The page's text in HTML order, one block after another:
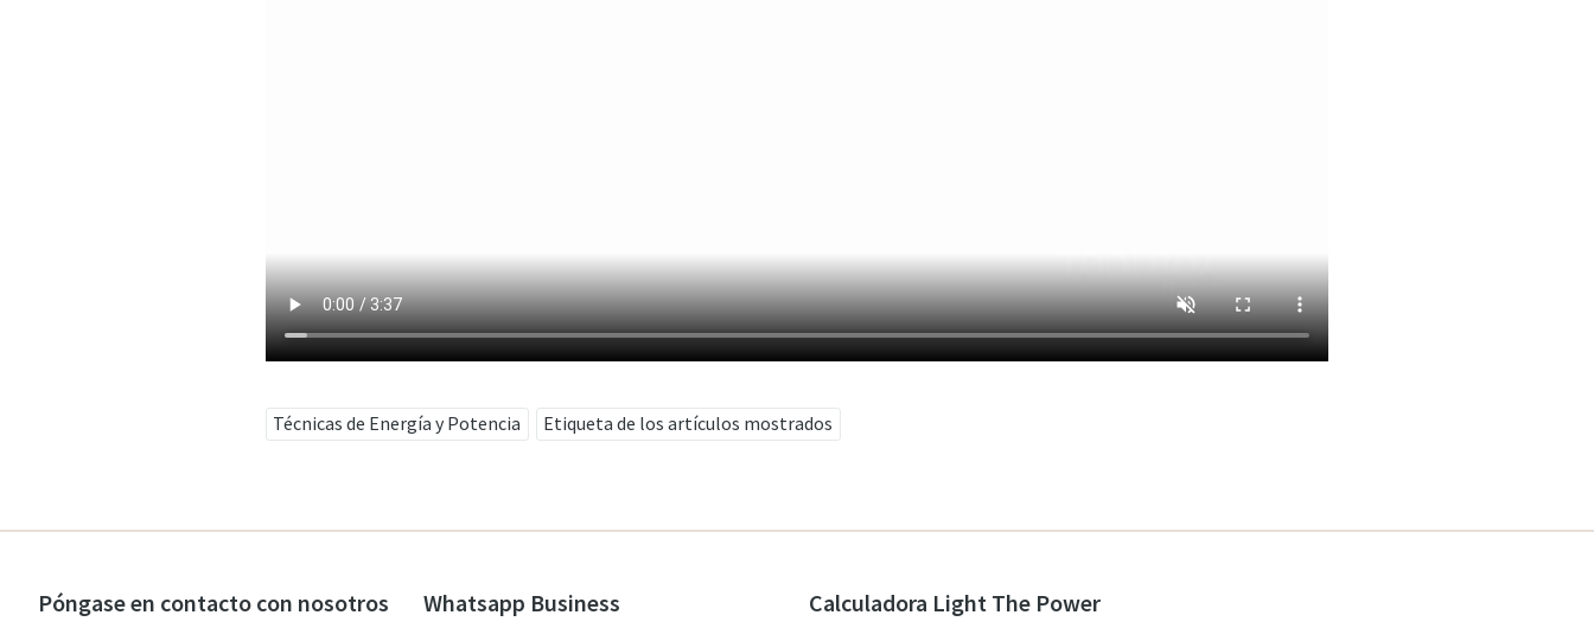
Técnicas de Energía y Potencia Etiqueta de los artículos mostrados
Póngase en contacto con nosotros Whatsapp Business Calculadora Light The Power